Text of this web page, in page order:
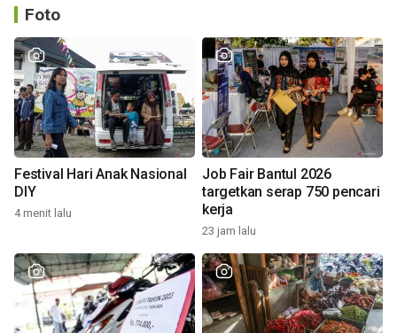
Foto
Festival Hari Anak Nasional
DIY
4 menit lalu
Job Fair Bantul 2026
targetkan serap 750 pencari
kerja
23 jam lalu